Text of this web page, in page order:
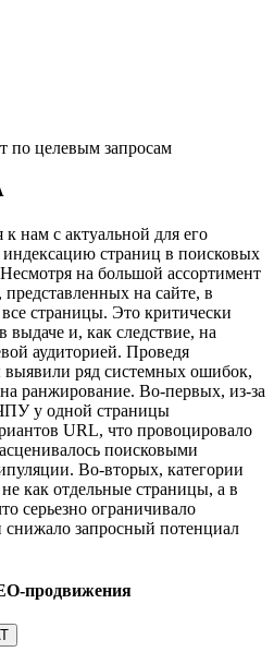
по целевым запросам
к нам с актуальной для его
индексацию страниц в поисковых
на большой ассортимент
на сайте, в
страницы. Это критически
выдаче и, как следствие, на
аудиторией. Проведя
ряд системных ошибок,
ранжирование. Во-первых, из-за
у одной страницы
URL, что провоцировало
поисковыми
Во-вторых, категории
как отдельные страницы, а в
серьезно ограничивало
запросный потенциал
продвижения